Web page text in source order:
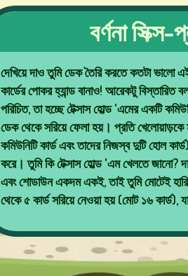
বর্ণনা
দেখিয়ে দাও তুমি ডেক তৈরি করতে কতটা ভালো
কার্ডের পোকর হ্যান্ড বানাও! আরেকটু বিস্তারিত
পরিচিত, তা হচ্ছে টেক্সাস হোল্ড 'এমের একটি
ডেক থেকে সরিয়ে ফেলা হয়। প্রতি খেলোয়াড়কে
কমিউনিটি কার্ড এবং তাদের নিজস্ব দুটি হোল
করে। তুমি কি টেক্সাস হোল্ড 'এম খেলতে জানো?
এবং শোডাউন একদম একই, তাই তুমি মোটেই
থেকে ৫ কার্ড সরিয়ে নেওয়া হয় (মোট ১৬ কার্ড),